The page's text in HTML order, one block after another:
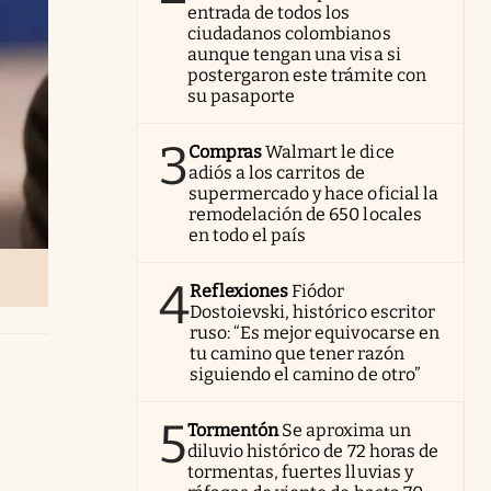
entrada de todos los
ciudadanos colombianos
aunque tengan una visa si
postergaron este trámite con
su pasaporte
3ComprasWalmart le dice
adiós a los carritos de
supermercado y hace oficial la
remodelación de 650 locales
en todo el país
4ReflexionesFiódor
Dostoievski, histórico escritor
ruso: “Es mejor equivocarse en
tu camino que tener razón
siguiendo el camino de otro”
5TormentónSe aproxima un
diluvio histórico de 72 horas de
tormentas, fuertes lluvias y